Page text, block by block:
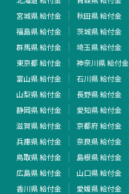
宮城県 給付金
秋田県 給付金
福島県 給付金
茨城県 給付金
群馬県 給付金
埼玉県 給付金
東京都 給付金
神奈川県 給付金
富山県 給付金
石川県 給付金
山梨県 給付金
長野県 給付金
静岡県 給付金
愛知県 給付金
滋賀県 給付金
京都府 給付金
兵庫県 給付金
奈良県 給付金
鳥取県 給付金
島根県 給付金
広島県 給付金
山口県 給付金
香川県 給付金
愛媛県 給付金